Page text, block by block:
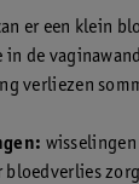
er een klein
in de
verliezen
bloedverlies